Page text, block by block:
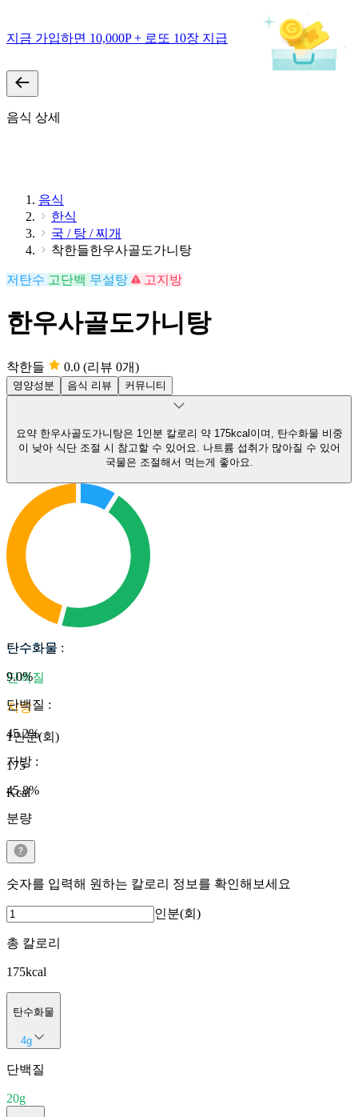
지금 가입하면 10,000P + 로또 10장 지급
음식 상세
음식
한식
국 / 탕 / 찌개
착한들한우사골도가니탕
저탄수 고단백 무설탕 고지방
한우사골도가니탕
착한들 0.0 (리뷰 0개)
영양성분 음식 리뷰 커뮤니티
요약 한우사골도가니탕은 1인분 칼로리 약 175kcal이며, 탄수화물 비중
이 낮아 식단 조절 시 참고할 수 있어요. 나트륨 섭취가 많아질 수 있어
국물은 조절해서 먹는게 좋아요.
탄수화물
단백질
지방
1인분(회)
175
Kcal
탄수화물 :
9.0%
단백질 :
45.2%
지방 :
45.8%
분량
숫자를 입력해 원하는 칼로리 정보를 확인해보세요
인분(회)
총 칼로리
175kcal
탄수화물
4g
단백질
20g